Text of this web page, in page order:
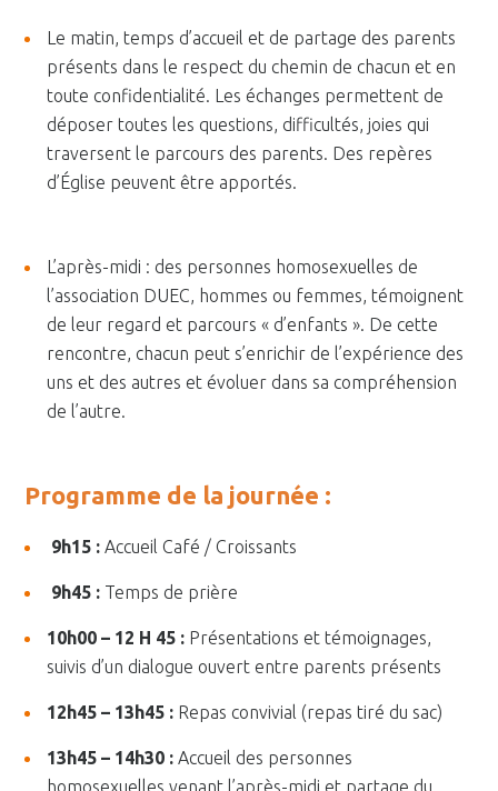
Le matin, temps d’accueil et de partage des parents
présents dans le respect du chemin de chacun et en
toute confidentialité. Les échanges permettent de
déposer toutes les questions, difficultés, joies qui
traversent le parcours des parents. Des repères
d’Église peuvent être apportés.
L’après-midi : des personnes homosexuelles de
l’association DUEC, hommes ou femmes, témoignent
de leur regard et parcours « d’enfants ». De cette
rencontre, chacun peut s’enrichir de l’expérience des
uns et des autres et évoluer dans sa compréhension
de l’autre.
Programme de la journée :
9h15 :Accueil Café / Croissants
9h45 : Temps de prière
10h00 – 12 H 45 : Présentations et témoignages,
suivis d’un dialogue ouvert entre parents présents
12h45 – 13h45 : Repas convivial (repas tiré du sac)
13h45 – 14h30 :Accueil des personnes
homosexuelles venant l’après-midi et partage du